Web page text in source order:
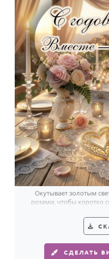
Окутывает золотым
розами, чтобы коротко
СДЕЛАТЬ